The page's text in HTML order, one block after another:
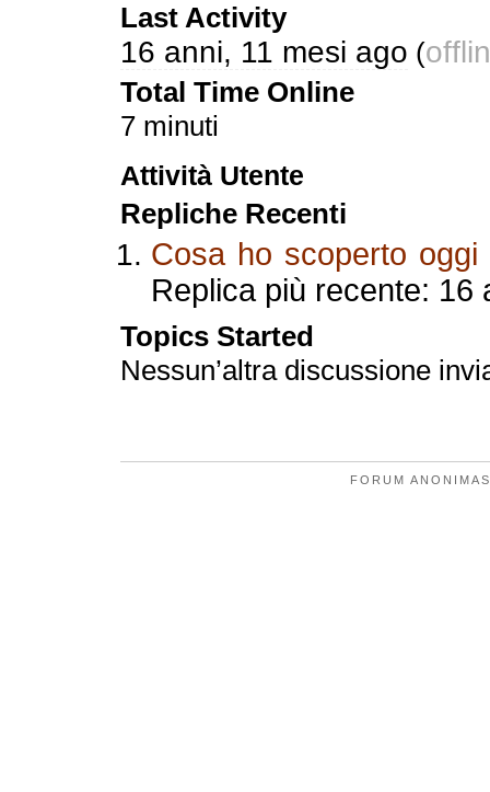
Last Activity
16 anni, 11 mesi ago (
Total Time Online
7 minuti
Attività Utente
Repliche Recenti
Cosa ho scoperto oggi
Replica più recente: 16
Topics Started
Nessun’altra discussione
FORUM